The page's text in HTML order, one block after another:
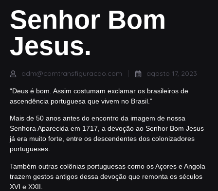
Senhor Bom
Jesus.
adm@comtransfiguracao.com agosto 17, 2023
“Deus é bom. Assim costumam exclamar os brasileiros de
ascendência portuguesa que vivem no Brasil.”
Mais de 50 anos antes do encontro da imagem de nossa
Senhora Aparecida em 1717, a devoção ao Senhor Bom Jesus
já era muito forte, entre os descendentes dos colonizadores
portugueses.
Também outras colônias portuguesas como os Açores e Angola
trazem gestos antigos dessa devoção que remonta os séculos
XVI e XXII.